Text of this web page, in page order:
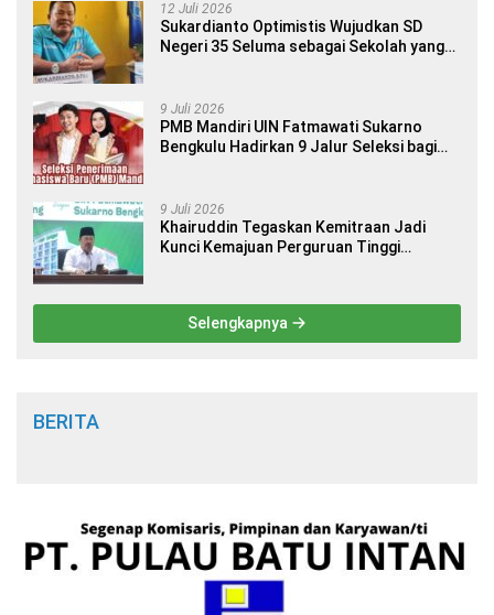
12 Juli 2026
Sukardianto Optimistis Wujudkan SD
Negeri 35 Seluma sebagai Sekolah yang
9 Juli 2026
PMB Mandiri UIN Fatmawati Sukarno
Bengkulu Hadirkan 9 Jalur Seleksi bagi
9 Juli 2026
Khairuddin Tegaskan Kemitraan Jadi
Kunci Kemajuan Perguruan Tinggi
Selengkapnya
BERITA